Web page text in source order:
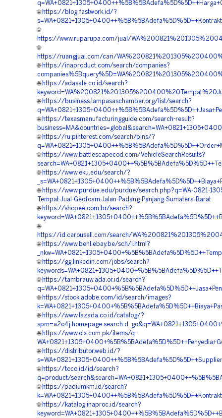
🌐 https://blog.fastwork.id/?
🌐
https://www.ruparupa.com/jual/
🌐
https://ruangjual.com/cari/
🌐 https://inaproduct.com/search/companies?
🌐 https://adasale.co.id/search?
🌐 https://business.lampasaschamber.org/list/search?
🌐 https://texasmanufacturingguide.com/search-result?
🌐 https://ru.pinterest.com/search/pins/?
🌐 https://www.battlescapecod.com/VehicleSearchResults?
🌐 https://www.eku.edu/search/?
🌐 https://www.purdue.edu/purdue/search.php?q=WA-0821-
Tempat-Jual-Geofoam-Jalan-Padang-Panjang-Sumatera-Barat
🌐 https://shopee.com.br/search?
🌐
https://id.carousell.com/search/
🌐 https://www.benl.ebay.be/sch/i.html?
🌐 https://gg.linkedin.com/jobs/search?
🌐 https://tambrauw.ada.or.id/search?
🌐 https://stock.adobe.com/id/search/images?
🌐 https://www.lazada.co.id/catalog/?
🌐 https://www.olx.com.pk/items/q-
🌐 https://distributor.web.id/?
🌐 https://toco.id/id/search?
q=product/
🌐 https://padiumkm.id/search?
🌐 https://katalog.inaproc.id/search?